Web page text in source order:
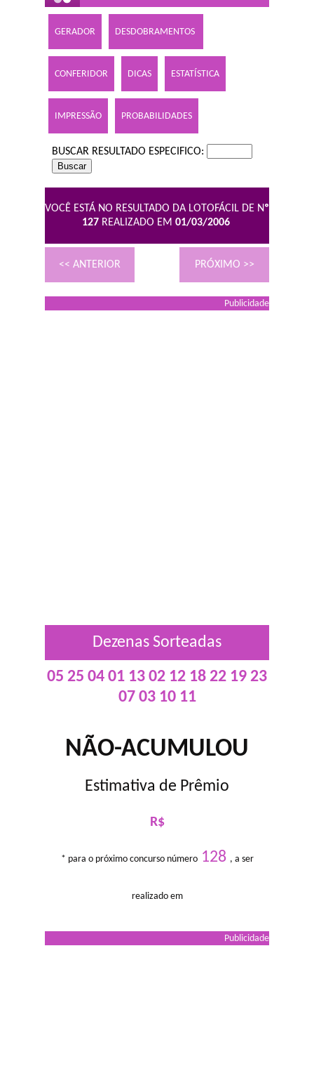
GERADOR DESDOBRAMENTOS
CONFERIDOR DICAS ESTATÍSTICA
IMPRESSÃO PROBABILIDADES
BUSCAR RESULTADO ESPECIFICO:
VOCÊ ESTÁ NO RESULTADO DA LOTOFÁCIL DE Nº
127 REALIZADO EM 01/03/2006
<< ANTERIOR PRÓXIMO >>
Publicidade
Dezenas Sorteadas
05 25 04 01 13 02 12 18 22 19 23
07 03 10 11
NÃO-ACUMULOU
Estimativa de Prêmio
R$
* para o próximo concurso número128 , a ser
realizado em
Publicidade